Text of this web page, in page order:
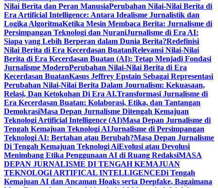
Nilai Berita dan Peran ManusiaPerubahan Nilai-Nilai Berita di
Era Artificial Intelligence: Antara Idealisme Jurnalistik dan
Logika AlgoritmaKetika Mesin Membaca Berita: Jurnalisme di
Persimpangan Teknologi dan NuraniJurnalisme di Era AI:
Siapa yang Lebih Berperan dalam Dunia Berita?Redefinisi
Nilai Berita di Era Kecerdasan BuatanRelevansi Nilai-Nilai
Berita di Era Kecerdasan Buatan (AI): Tetap Menjadi Fondasi
Jurnalisme ModernPerubahan Nilai-Nilai Berita di Era
Kecerdasan BuatanKasus Jeffrey Epstain Sebagai Representasi
Perubahan Nilai-Nilai Berita Dalam Journalism: Kekuasaan,
Relasi, Dan Ketokohan Di Era AI.Transformasi Jurnalisme di
Era Kecerdasan Buatan: Kolaborasi, Etika, dan Tantangan
DemokrasiMasa Depan Jurnalisme Ditengah Kemajuan
Teknologi Artificial Intelligence (AI)Masa Depan Jurnalisme di
Tengah Kemajuan Teknologi AIJurnalisme di Persimpangan
Teknologi AI: Bertahan atau Berubah?Masa Depan Jurnalisme
Di Tengah Kemajuan Teknologi AiEvolusi atau Devolusi
Menimbang Etika Penggunaan AI di Ruang RedaksiMASA
DEPAN JURNALISME DI TENGAH KEMAJUAN
TEKNOLOGI ARTIFICAL INTELLIGENCEDi Tengah
Kemajuan AI dan Ancaman Hoaks serta Deepfake, Bagaimana